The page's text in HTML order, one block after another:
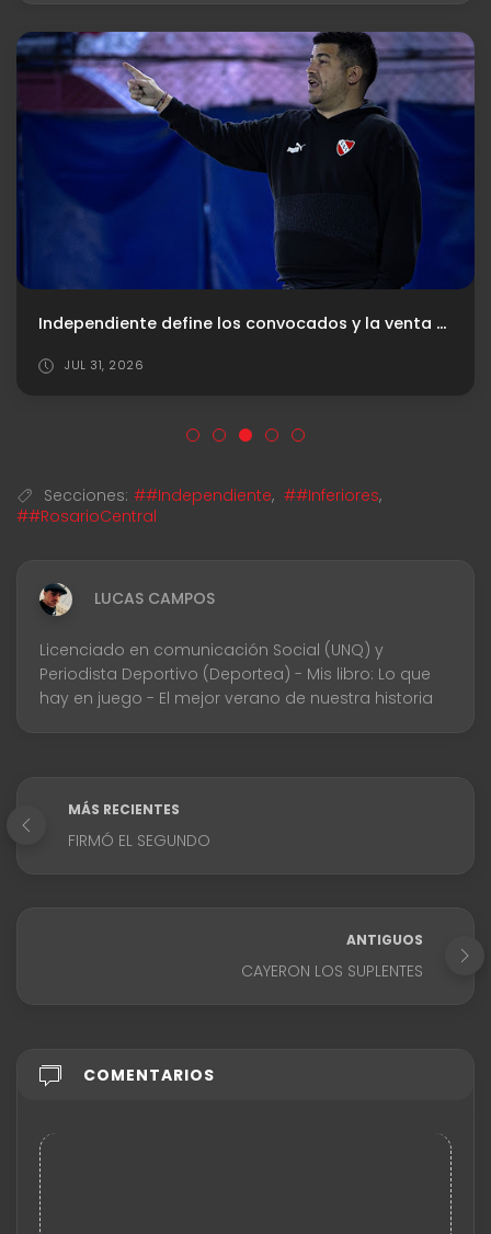
Ambas camisetas vs. Platense
AGO 06, 2026
Secciones: ##Independiente, ##Inferiores,
##RosarioCentral
LUCAS CAMPOS
Licenciado en comunicación Social (UNQ) y
Periodista Deportivo (Deportea) - Mis libro: Lo que
hay en juego - El mejor verano de nuestra historia
MÁS RECIENTES
FIRMÓ EL SEGUNDO
ANTIGUOS
CAYERON LOS SUPLENTES
COMENTARIOS